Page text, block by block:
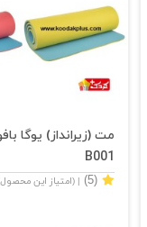
مت (زیرانداز) یوگا
B001
(5) | (امتیاز این